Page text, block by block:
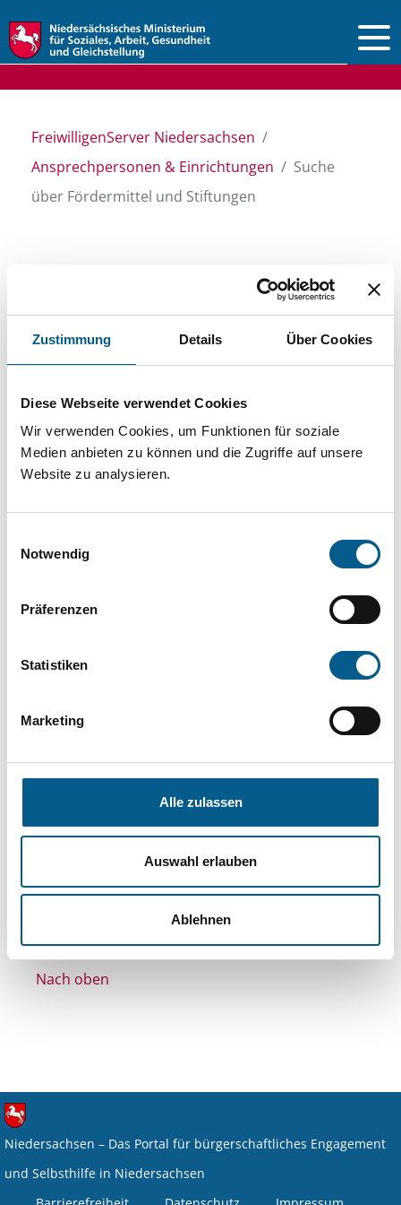
Zustimmung Details Über Cookies
Diese Webseite verwendet Cookies
Wir verwenden Cookies, um Funktionen für soziale
Medien anbieten zu können und die Zugriffe auf unsere
Website zu analysieren.
Notwendig
Präferenzen
Statistiken
Marketing
Alle zulassen
Auswahl erlauben
Ablehnen
FreiwilligenServer Niedersachsen
Ansprechpersonen & Einrichtungen
Suche
über Fördermittel und Stiftungen
Suche über Stiftungen
und Fördermittel
Projekt oder ein Vorhaben? Hier können Sie
direkt über unsere Fördermitteldatenbank und
Stiftungsdatenbank recherchieren. Bei der
können durch die Wahl von Bereichen oder
Themen: Hilfsbedürftige Menschen
Themen: Gesundheitswesen
Alle Filter entfernen
Nach oben
Niedersachsen – Das Portal für bürgerschaftliches Engagement
und Selbsthilfe in Niedersachsen